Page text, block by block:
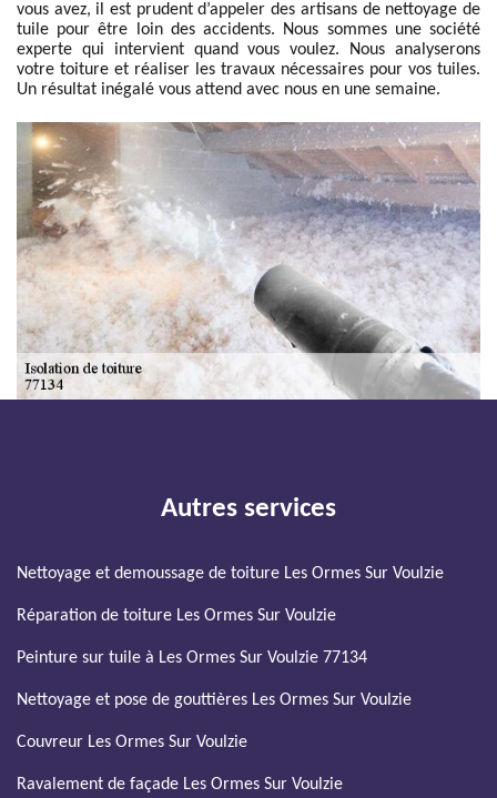
vous avez, il est prudent d’appeler des artisans de nettoyage de
tuile pour être loin des accidents. Nous sommes une société
experte qui intervient quand vous voulez. Nous analyserons
votre toiture et réaliser les travaux nécessaires pour vos tuiles.
Un résultat inégalé vous attend avec nous en une semaine.
Autres services
Nettoyage et demoussage de toiture Les Ormes Sur Voulzie
Réparation de toiture Les Ormes Sur Voulzie
Peinture sur tuile à Les Ormes Sur Voulzie 77134
Nettoyage et pose de gouttières Les Ormes Sur Voulzie
Couvreur Les Ormes Sur Voulzie
Ravalement de façade Les Ormes Sur Voulzie